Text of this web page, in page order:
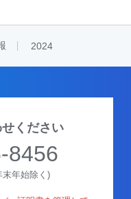
2024
ください
8456
末年始除く)